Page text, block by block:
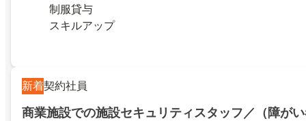
制服貸与
スキルアップ
新着契約社員
商業施設での施設セキュリティスタッフ／（障が